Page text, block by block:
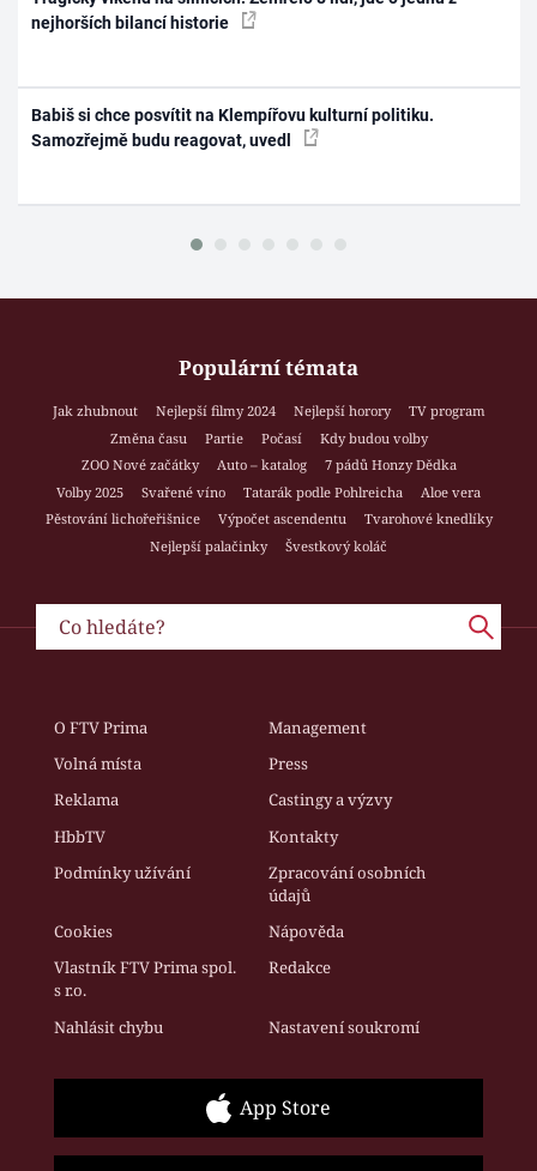
nejhorších bilancí historie
Babiš si chce posvítit na Klempířovu kulturní politiku.
Samozřejmě budu reagovat, uvedl
Populární témata
Jak zhubnout Nejlepší filmy 2024 Nejlepší horory
TV program
Změna času
Partie Počasí
Kdy budou volby
ZOO Nové začátky
Auto – katalog
7 pádů Honzy Dědka
Volby 2025
Svařené víno Tatarák podle Pohlreicha
Aloe vera
Pěstování lichořeřišnice
Výpočet ascendentu
Tvarohové knedlíky
Nejlepší palačinky
Švestkový koláč
O FTV Prima
Management
Volná místa
Press
Reklama
Castingy a výzvy
HbbTV
Kontakty
Podmínky užívání
Zpracování osobních
údajů
Cookies
Nápověda
Vlastník FTV Prima spol.
s r.o.
Redakce
Nahlásit chybu Nastavení soukromí
App Store